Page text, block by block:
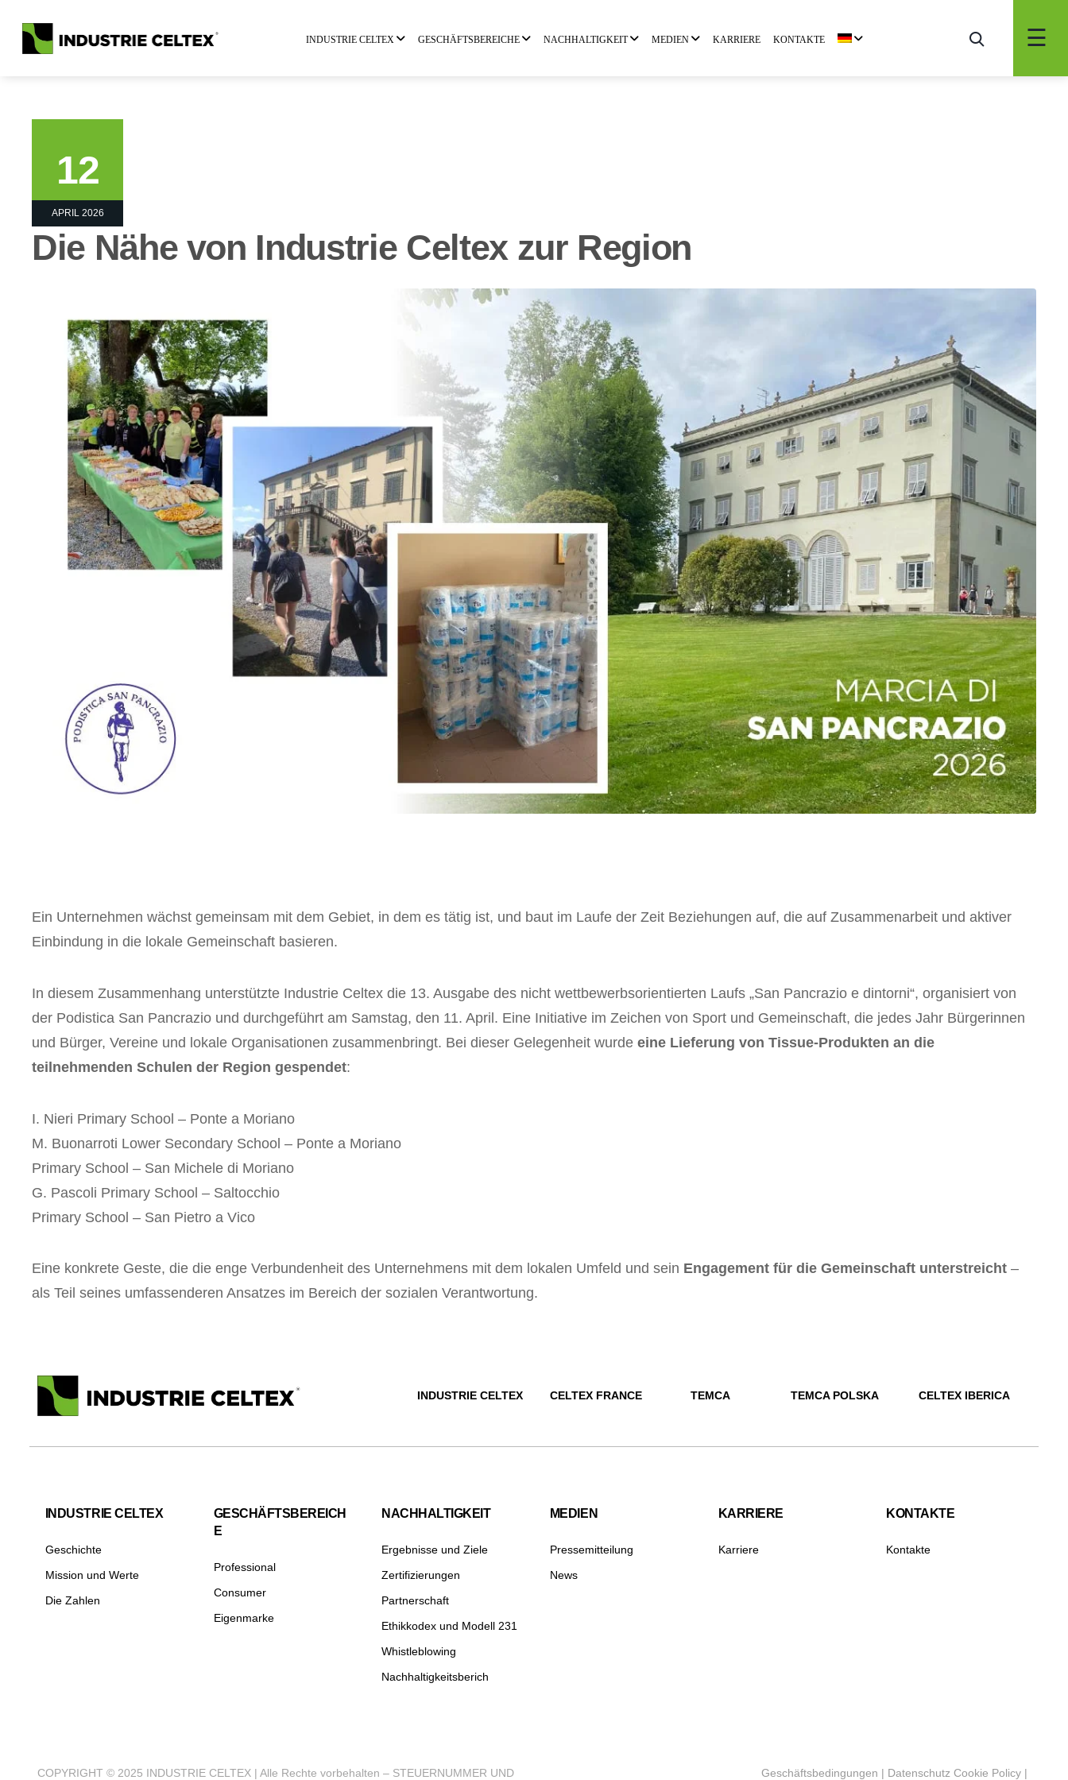
INDUSTRIE CELTEX GESCHÄFTSBEREICHE NACHHALTIGKEIT MEDIEN KARRIERE KONTAKTE
12
APRIL 2026
Die Nähe von Industrie Celtex zur Region
Ein Unternehmen wächst gemeinsam mit dem Gebiet, in dem es tätig ist, und baut im Laufe der Zeit Beziehungen auf, die auf Zusammenarbeit und aktiver
Einbindung in die lokale Gemeinschaft basieren.
In diesem Zusammenhang unterstützte Industrie Celtex die 13. Ausgabe des nicht wettbewerbsorientierten Laufs „San Pancrazio e dintorni“, organisiert von
der Podistica San Pancrazio und durchgeführt am Samstag, den 11. April. Eine Initiative im Zeichen von Sport und Gemeinschaft, die jedes Jahr Bürgerinnen
und Bürger, Vereine und lokale Organisationen zusammenbringt. Bei dieser Gelegenheit wurde eine Lieferung von Tissue-Produkten an die
teilnehmenden Schulen der Region gespendet:
I. Nieri Primary School – Ponte a Moriano
M. Buonarroti Lower Secondary School – Ponte a Moriano
Primary School – San Michele di Moriano
G. Pascoli Primary School – Saltocchio
Primary School – San Pietro a Vico
Eine konkrete Geste, die die enge Verbundenheit des Unternehmens mit dem lokalen Umfeld und sein Engagement für die Gemeinschaft unterstreicht –
als Teil seines umfassenderen Ansatzes im Bereich der sozialen Verantwortung.
INDUSTRIE CELTEX CELTEX FRANCE TEMCA TEMCA POLSKA CELTEX IBERICA
INDUSTRIE CELTEX
Geschichte
Mission und Werte
Die Zahlen
GESCHÄFTSBEREICH
E
Professional
Consumer
Eigenmarke
NACHHALTIGKEIT
Ergebnisse und Ziele
Zertifizierungen
Partnerschaft
Ethikkodex und Modell 231
Whistleblowing
Nachhaltigkeitsberich
MEDIEN
Pressemitteilung
News
KARRIERE
Karriere
KONTAKTE
Kontakte
COPYRIGHT © 2025 INDUSTRIE CELTEX | Alle Rechte vorbehalten – STEUERNUMMER UND Geschäftsbedingungen | Datenschutz Cookie Policy |